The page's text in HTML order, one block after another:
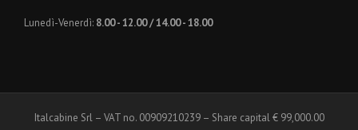
Lunedì-Venerdì: 8.00 - 12.00 / 14.00 - 18.00
Italcabine Srl – VAT no. 00909210239 – Share capital € 99,000.00